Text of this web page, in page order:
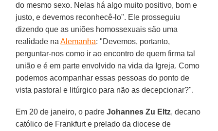
do mesmo sexo. Nelas há algo muito positivo, bom e
justo, e devemos reconhecê-lo". Ele prosseguiu
dizendo que as uniões homossexuais são uma
realidade naAlemanha: "Devemos, portanto,
perguntar-nos como ir ao encontro de quem firma tal
união e é em parte envolvido na vida da Igreja. Como
podemos acompanhar essas pessoas do ponto de
vista pastoral e litúrgico para não as decepcionar?".
Em 20 de janeiro, o padreJohannes Zu Eltz, decano
católico de Frankfurt e prelado da diocese de